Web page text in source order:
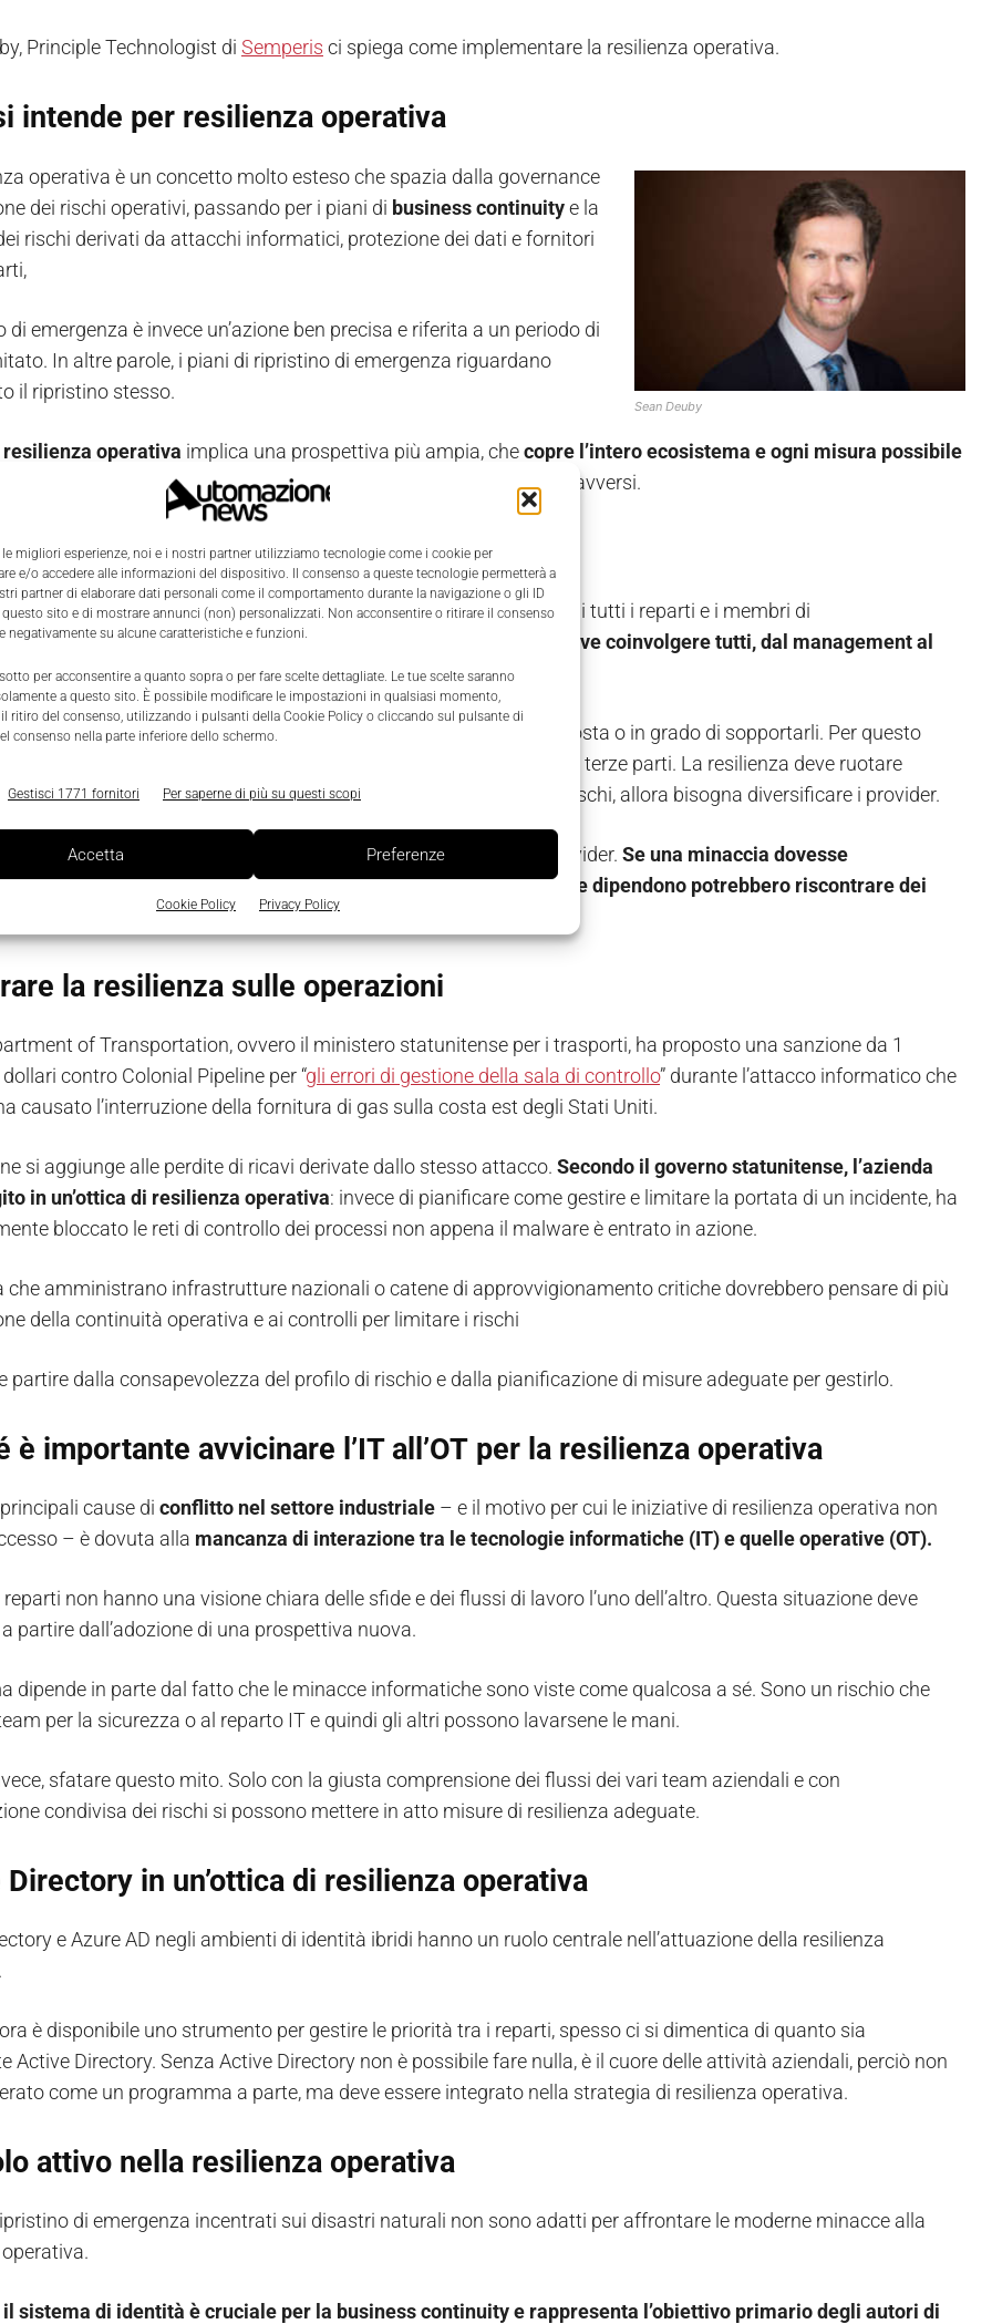
le migliori esperienze, noi e i nostri partner utilizziamo tecnologie come i cookie per
e/o accedere alle informazioni del dispositivo. Il consenso a queste tecnologie permetterà a
partner di elaborare dati personali come il comportamento durante la navigazione o gli ID
sito e di mostrare annunci (non) personalizzati. Non acconsentire o ritirare il consenso
negativamente su alcune caratteristiche e funzioni.
per acconsentire a quanto sopra o per fare scelte dettagliate. Le tue scelte saranno
a questo sito. È possibile modificare le impostazioni in qualsiasi momento,
ritiro del consenso, utilizzando i pulsanti della Cookie Policy o cliccando sul pulsante di
consenso nella parte inferiore dello schermo.
Gestisci 1771 fornitori Per saperne di più su questi scopi
Accetta Preferenze
Cookie Policy Privacy Policy
Principle Technologist di Semperis ci spiega come implementare la resilienza operativa.
intende per resilienza operativa
Sean Deuby
operativa è un concetto molto esteso che spazia dalla governance
dei rischi operativi, passando per i piani di business continuitye la
rischi derivati da attacchi informatici, protezione dei dati e fornitori
di emergenza è invece un’azione ben precisa e riferita a un periodo di
In altre parole, i piani di ripristino di emergenza riguardano
il ripristino stesso.
resilienza operativa implica una prospettiva più ampia, checopre l’intero ecosistema e ogni misura possibile
la continuità operativadurante gli attacchi o altri tipi di eventi avversi.
gli anelli deboli della catena
operativa ha un raggio di azione che richiede la partecipazione di tutti i reparti e i membri di
Non può essere appannaggio esclusivo di un team, ma
deve coinvolgere tutti, dal management al
al personale.
direttivi deve sapere quali sono i rischi e quanto l’azienda sia esposta o in grado di sopportarli. Per questo
funzioni e accordi di approvvigionamento con fornitori di terze parti. La resilienza deve ruotare
flussi di lavoro quotidiani, e se un fornitore non basta per gestire i rischi, allora bisogna diversificare i provider.
odierno, siamo tutti nel mirino: aziende, fornitori, partner e provider. Se una minaccia dovesse
o bloccare i sistemi di un fornitore, anche le aziende che ne dipendono potrebbero riscontrare dei
la resilienza sulle operazioni
of Transportation, ovvero il ministero statunitense per i trasporti, ha proposto una sanzione da 1
contro Colonial Pipeline per “gli errori di gestione della sala di controllo” durante l’attacco informatico che
causato l’interruzione della fornitura di gas sulla costa est degli Stati Uniti.
si aggiunge alle perdite di ricavi derivate dallo stesso attacco. Secondo il governo statunitense, l’azienda
in un’ottica di resilienza operativa: invece di pianificare come gestire e limitare la portata di un incidente, ha
bloccato le reti di controllo dei processi non appena il malware è entrato in azione.
che amministrano infrastrutture nazionali o catene di approvvigionamento critiche dovrebbero pensare di più
della continuità operativa e ai controlli per limitare i rischi
partire dalla consapevolezza del profilo di rischio e dalla pianificazione di misure adeguate per gestirlo.
è importante avvicinare l’IT all’OT per la resilienza operativa
cause di conflitto nel settore industriale – e il motivo per cui le iniziative di resilienza operativa non
– è dovuta alla mancanza di interazione tra le tecnologie informatiche (IT) e quelle operative (OT).
non hanno una visione chiara delle sfide e dei flussi di lavoro l’uno dell’altro. Questa situazione deve
partire dall’adozione di una prospettiva nuova.
dipende in parte dal fatto che le minacce informatiche sono viste come qualcosa a sé. Sono un rischio che
per la sicurezza o al reparto IT e quindi gli altri possono lavarsene le mani.
sfatare questo mito. Solo con la giusta comprensione dei flussi dei vari team aziendali e con
condivisa dei rischi si possono mettere in atto misure di resilienza adeguate.
in un’ottica di resilienza operativa
e Azure AD negli ambienti di identità ibridi hanno un ruolo centrale nell’attuazione della resilienza
è disponibile uno strumento per gestire le priorità tra i reparti, spesso ci si dimentica di quanto sia
Active Directory. Senza Active Directory non è possibile fare nulla, è il cuore delle attività aziendali, perciò non
come un programma a parte, ma deve essere integrato nella strategia di resilienza operativa.
attivo nella resilienza operativa
di emergenza incentrati sui disastri naturali non sono adatti per affrontare le moderne minacce alla
sistema di identità è cruciale per la business continuity e rappresenta l’obiettivo primario degli autori di